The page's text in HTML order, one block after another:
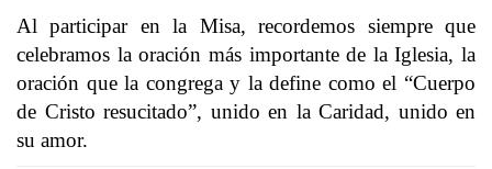
Al participar en la Misa, recordemos siempre que
celebramos la oración más importante de la Iglesia, la
oración que la congrega y la define como el “Cuerpo
de Cristo resucitado”, unido en la Caridad, unido en
su amor.